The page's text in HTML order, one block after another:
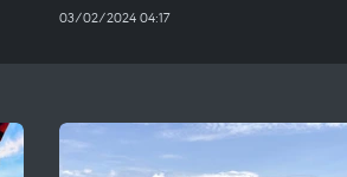
03/02/2024 04:17